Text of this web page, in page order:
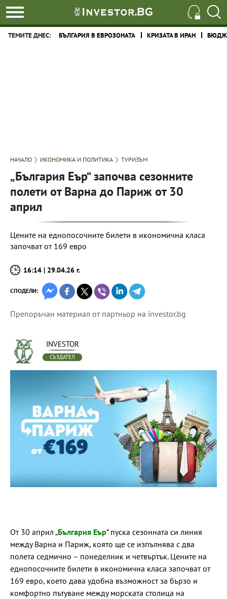
ТЕМИТЕ ДНЕС: БЪЛГАРИЯ В ЕВРОЗОНАТА КРИЗАТА В ИРАН
НАЧАЛО ИКОНОМИКА И ПОЛИТИКА ТУРИЗЪМ
„България Еър“ започва сезонните
полети от Варна до Париж от 30
април
Цените на еднопосочните билети в икономична класа
започват от 169 евро
16:14 | 29.04.26 г.
СПОДЕЛИ:
Препоръчан материал от партньор на investor.bg
INVESTOR
СЪЗДАТЕЛ
От 30 април „България Еър“ пуска сезонната си линия
между Варна и Париж, която ще се изпълнява с два
полета седмично – понеделник и четвъртък. Цените на
еднопосочните билети в икономична класа започват от
169 евро, което дава удобна възможност за бързо и
комфортно пътуване между морската столица на